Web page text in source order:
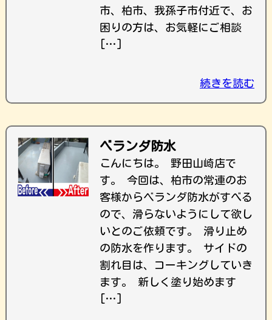
市、柏市、我孫子市付近で、お
困りの方は、お気軽にご相談
[…]
続きを読む
ベランダ防水
こんにちは。 野田山崎店で
す。 今回は、柏市の常連のお
客様からベランダ防水がすべる
ので、滑らないようにして欲し
いとのご依頼です。 滑り止め
の防水を作ります。 サイドの
割れ目は、コーキングしていき
ます。 新しく塗り始めます
[…]